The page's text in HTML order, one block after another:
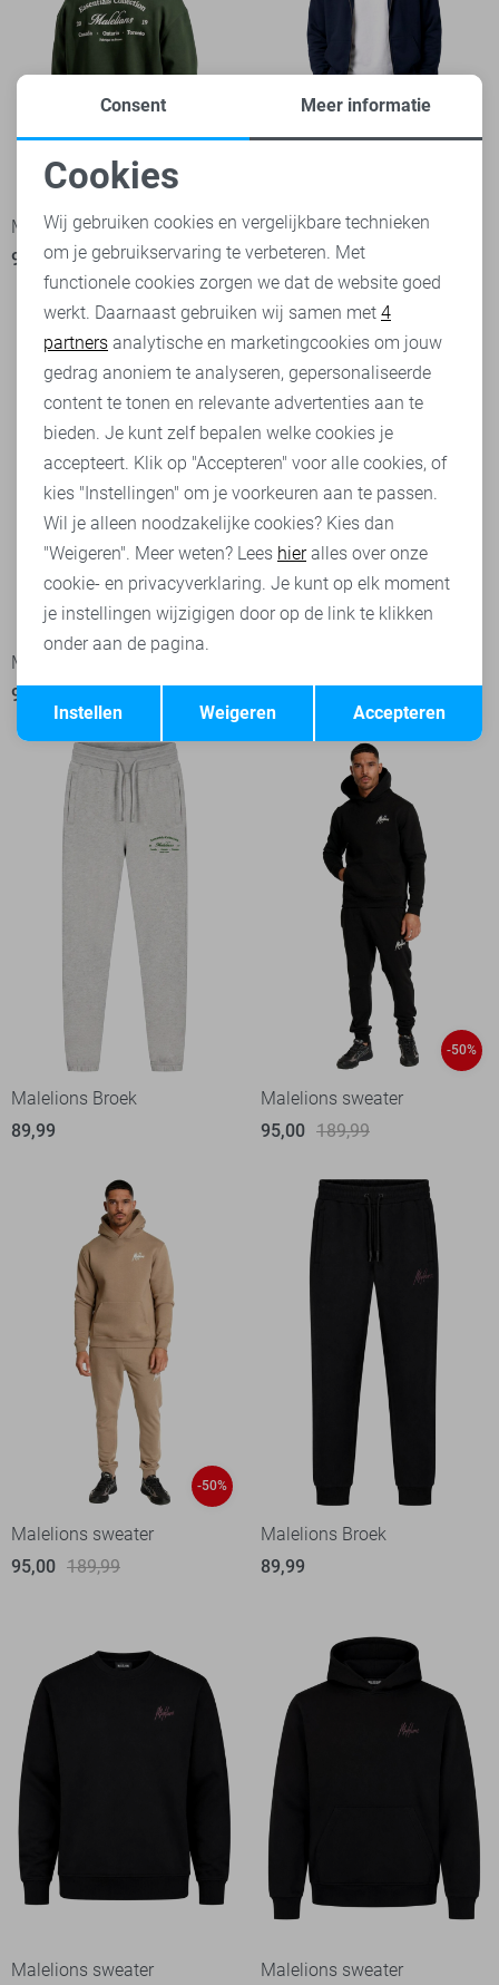
Malelions sweater
99,99
Malelions sweater
119,99
Malelions sweater
99,99
Malelions Broek
89,99
-50%
Malelions sweater
95,00 189,99
-50%
Malelions sweater
95,00 189,99
Malelions Broek
89,99
Malelions sweater
Malelions sweater
Noodzakelijke cookies
Personalisatie cookies
Analytische cookies
Marketing cookies
Terug Opslaan
Consent Meer informatie
Cookies
Wij gebruiken cookies en vergelijkbare technieken
om je gebruikservaring te verbeteren. Met
functionele cookies zorgen we dat de website goed
werkt. Daarnaast gebruiken wij samen met 4
partners analytische en marketingcookies om jouw
gedrag anoniem te analyseren, gepersonaliseerde
content te tonen en relevante advertenties aan te
bieden. Je kunt zelf bepalen welke cookies je
accepteert. Klik op "Accepteren" voor alle cookies, of
kies "Instellingen" om je voorkeuren aan te passen.
Wil je alleen noodzakelijke cookies? Kies dan
"Weigeren". Meer weten? Lees hieralles over onze
cookie- en privacyverklaring. Je kunt op elk moment
je instellingen wijzigigen door op de link te klikken
onder aan de pagina.
Accepteren
Weigeren
Instellen